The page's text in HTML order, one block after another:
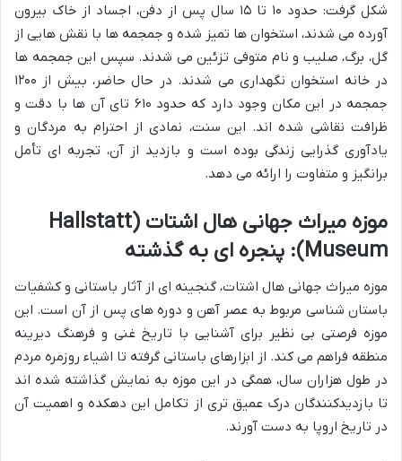
شکل گرفت: حدود ۱۰ تا ۱۵ سال پس از دفن، اجساد از خاک بیرون
آورده می شدند، استخوان ها تمیز شده و جمجمه ها با نقش هایی از
گل، برگ، صلیب و نام متوفی تزئین می شدند. سپس این جمجمه ها
در خانه استخوان نگهداری می شدند. در حال حاضر، بیش از ۱۲۰۰
جمجمه در این مکان وجود دارد که حدود ۶۱۰ تای آن ها با دقت و
ظرافت نقاشی شده اند. این سنت، نمادی از احترام به مردگان و
یادآوری گذرایی زندگی بوده است و بازدید از آن، تجربه ای تأمل
برانگیز و متفاوت را ارائه می دهد.
موزه میراث جهانی هال اشتات (Hallstatt
Museum): پنجره ای به گذشته
موزه میراث جهانی هال اشتات، گنجینه ای از آثار باستانی و کشفیات
باستان شناسی مربوط به عصر آهن و دوره های پس از آن است. این
موزه فرصتی بی نظیر برای آشنایی با تاریخ غنی و فرهنگ دیرینه
منطقه فراهم می کند. از ابزارهای باستانی گرفته تا اشیاء روزمره مردم
در طول هزاران سال، همگی در این موزه به نمایش گذاشته شده اند
تا بازدیدکنندگان درک عمیق تری از تکامل این دهکده و اهمیت آن
در تاریخ اروپا به دست آورند.